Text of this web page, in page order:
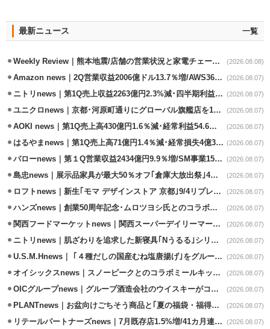
最新ニュース 一覧
Weekly Review｜熊本地震/店舗の営業状況と家電チェーンの支援策 (2026.08.08)
Amazon news｜2Q営業収益2006億ドル13.7％増/AWS36.8％％増が貢献 (2026.08.07)
ニトリnews｜第1Q売上収益2263億円2.3%減･四半期利益1.4％減 (2026.08.07)
ユニクロnews｜京都･河原町通りにグローバル旗艦店を11/6開設 (2026.08.07)
AOKI news｜第1Q売上高430億円1.6％減･経常利益54.6％減 (2026.08.07)
はるやまnews｜第1Q売上高71億円1.4％減･経常損失4億3800万円 (2026.08.07)
バローnews｜第１Q営業収益2434億円9.9％増/SM事業15.5％増と絶好調 (2026.08.07)
島忠news｜展示品家具が最大50％オフ｢倉庫大放出祭｣4店舗限定で開催 (2026.08.07)
ロフトnews｜新生｢モマ デザインストア 京都｣9/4リプレイスオープン (2026.08.07)
ハンズnews｜創業50周年記念･ムロツヨシ氏とのコラボ企画｢ムロハンズ｣開催 (2026.08.07)
関西フードマーケットnews｜関西スーパーデイリーマート蒲生店8/7改装 (2026.08.07)
ニトリnews｜肌ざわりを追求した新寝具｢Nうるる｣シリーズを発売 (2026.08.07)
U.S.M.Hnews｜ ｢４種だしの国産むね塩唐揚げ｣をグループ610店で共同販促 (2026.08.07)
オイシックスnews｜スノーピークとのコラボミールキット8/13発売 (2026.08.07)
OICグループnews｜グループ酒造会社のウイスキーがコンペティション受賞 (2026.08.07)
PLANTnews｜お盆向けごちそう商品と｢夏の福袋・福得カート｣8/8から開催 (2026.08.07)
リテールパートナーズnews｜7月既存店1.5%増/41カ月連続増 (2026.08.07)